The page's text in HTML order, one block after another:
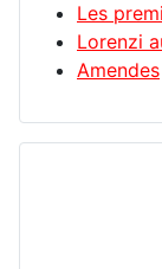
Les
Lorenzi
Amendes